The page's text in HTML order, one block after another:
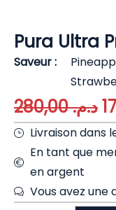
Pura Ultra
Saveur
د.م.280,00
Livraison dans
En tant que
en argent
Vous avez une